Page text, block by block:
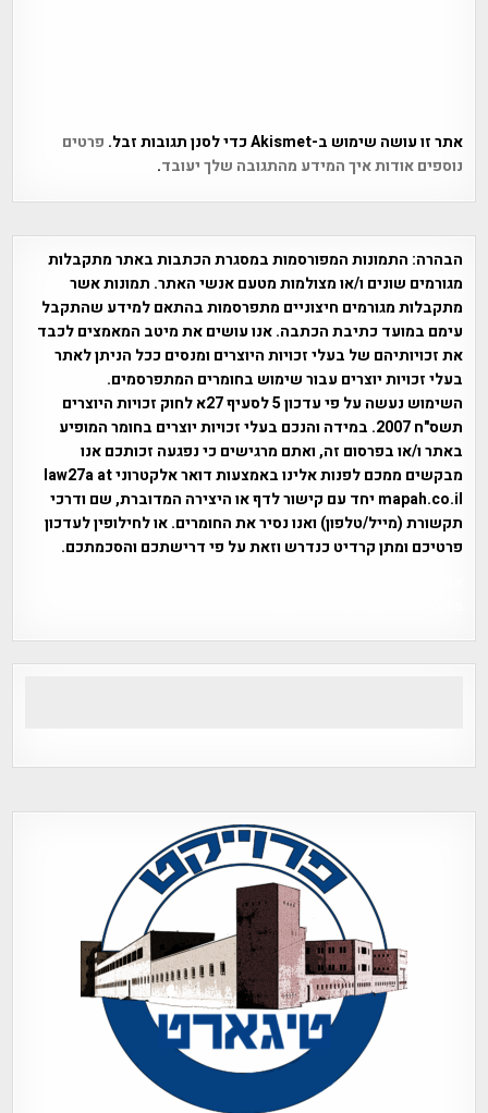
אתר זו עושה שימוש ב-Akismet כדי לסנן תגובות זבל.
פרטים
נוספים אודות איך המידע מהתגובה שלך יעובד.
הבהרה: התמונות המפורסמות במסגרת הכתבות באתר מתקבלות
מגורמים שונים ו/או מצולמות מטעם אנשי האתר. תמונות אשר
מתקבלות מגורמים חיצוניים מתפרסמות בהתאם למידע שהתקבל
עימם במועד כתיבת הכתבה. אנו עושים את מיטב המאמצים לכבד
את זכויותיהם של בעלי זכויות היוצרים ומנסים ככל הניתן לאתר
בעלי זכויות יוצרים עבור שימוש בחומרים המתפרסמים.
השימוש נעשה על פי עדכון 5 לסעיף 27א לחוק זכויות היוצרים
תשס"ח 2007. במידה והנכם בעלי זכויות יוצרים בחומר המופיע
באתר ו/או בפרסום זה, ואתם מרגישים כי נפגעה זכותכם אנו
מבקשים ממכם לפנות אלינו באמצעות דואר אלקטרוני law27a at
mapah.co.il יחד עם קישור לדף או היצירה המדוברת, שם ודרכי
תקשורת (מייל/טלפון) ואנו נסיר את החומרים. או לחילופין לעדכון
פרטיכם ומתן קרדיט כנדרש וזאת על פי דרישתכם והסכמתכם.